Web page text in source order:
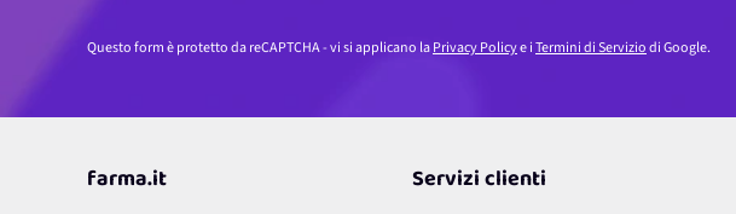
Questo form è protetto da reCAPTCHA - vi si applicano laPrivacy Policye iTermini di Serviziodi Google.
farma.it Servizi clienti